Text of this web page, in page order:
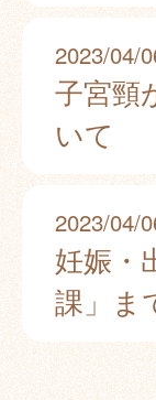
2023/04/
子宮頸
いて
2023/04/
妊娠・
課」ま